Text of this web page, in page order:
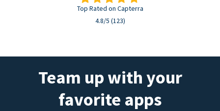
Top Rated on Capterra
4.8/5 (123)
Team up with your
favorite apps